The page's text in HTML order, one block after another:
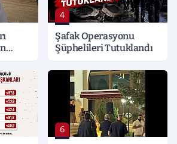
4
Şafak Operasyonu
Şüphelileri Tutuklandı
6